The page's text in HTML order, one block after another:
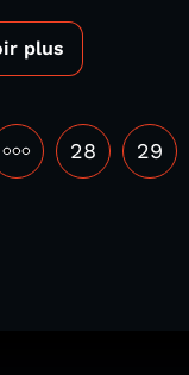
plus
••• 28 29